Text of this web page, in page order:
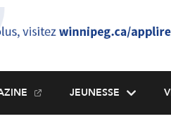
JEUNESSE